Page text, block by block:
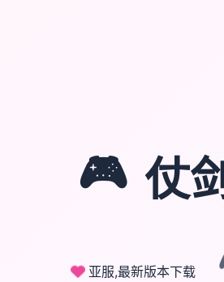
🎮 仗
亚服,最新版本下载